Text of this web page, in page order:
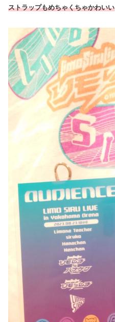
ストラップもめちゃくちゃかわいい